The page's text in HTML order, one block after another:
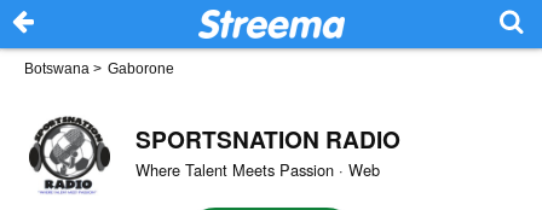
Botswana > Gaborone
SPORTSNATION RADIO
Where Talent Meets Passion · Web